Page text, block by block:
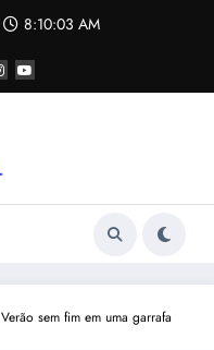
8:10:04 AM
Verão sem fim em uma garrafa